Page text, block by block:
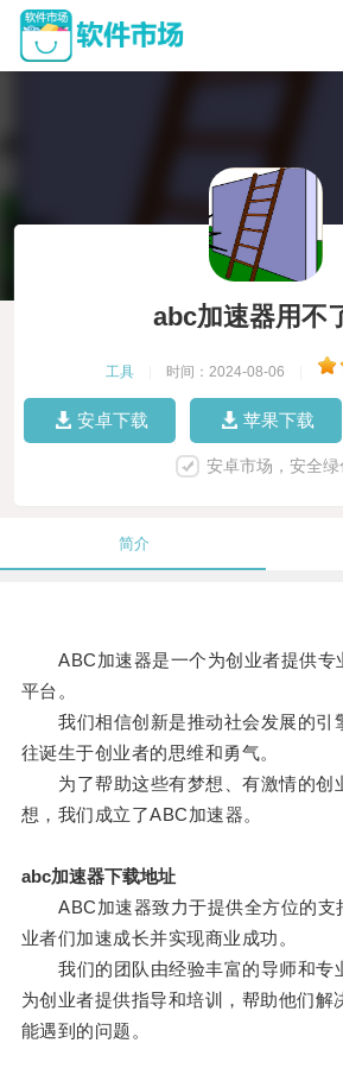
abc加速器用不
工具 时间：2024-08-06
安卓下载 苹果下载
安卓市场，安全绿
简介
ABC加速器是一个为创业者提供专
平台。
我们相信创新是推动社会发展的引
往诞生于创业者的思维和勇气。
为了帮助这些有梦想、有激情的创
想，我们成立了ABC加速器。
abc加速器下载地址
ABC加速器致力于提供全方位的支
业者们加速成长并实现商业成功。
我们的团队由经验丰富的导师和专
为创业者提供指导和培训，帮助他们解
能遇到的问题。